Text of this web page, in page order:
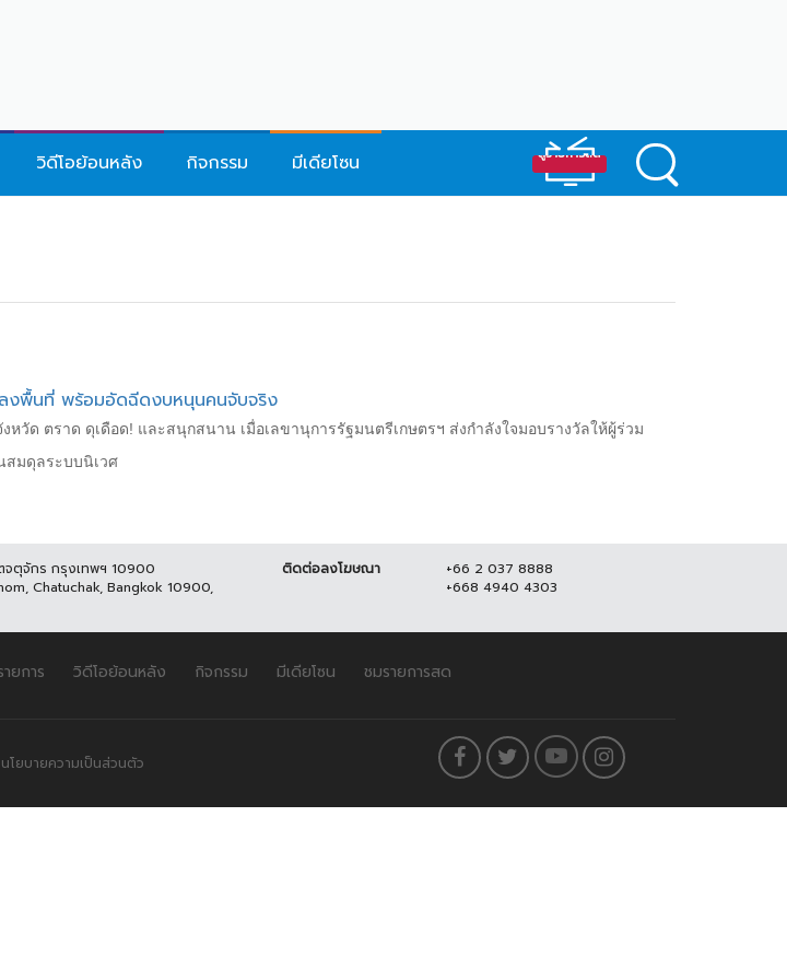
วิดีโอย้อนหลัง กิจกรรม มีเดียโซน
งพื้นที่ พร้อมอัดฉีดงบหนุนคนจับจริง
วัด ตราด ดุเดือด! และสนุกสนาน เมื่อเลขานุการรัฐมนตรีเกษตรฯ ส่งกำลังใจมอบรางวัลให้ผู้ร่วม
สมดุลระบบนิเวศ
จตุจักร กรุงเทพฯ 10900
Chatuchak, Bangkok 10900,
ติดต่อลงโฆษณา
+66 2 037 8888
+668 4940 4303
ยการ วิดีโอย้อนหลัง กิจกรรม มีเดียโซน ชมรายการสด
นโยบายความเป็นส่วนตัว